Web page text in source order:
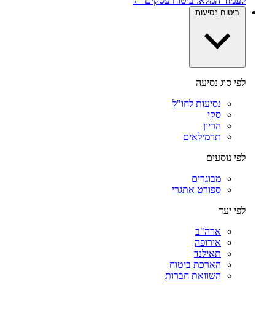
ביטוח נסיעות
לפי סוג נסיעה
נסיעות לחו"ל
סקי
הריון
תרמילאים
לפי נוסעים
מבוגרים
ספורט אתגרי
לפי יעד
ארה"ב
אירופה
תאילנד
הארכת ביטוח
השוואת חברות